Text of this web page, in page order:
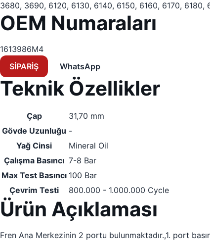
3680, 3690, 6120, 6130, 6140, 6150, 6160, 6170,
OEM Numaraları
1613986M4
SİPARİŞ
WhatsApp
Teknik Özellikler
Çap
31,70 mm
Gövde Uzunluğu -
Yağ Cinsi
Mineral Oil
Çalışma Basıncı 7-8 Bar
Max Test Basıncı 100 Bar
Çevrim Testi
800.000 - 1.000.000 Cycle
Ürün Açıklaması
Fren Ana Merkezinin 2 portu bulunmaktadır.,1. port